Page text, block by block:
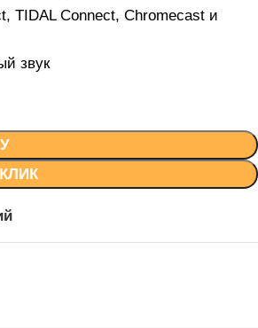
TIDAL Connect, Chromecast и
звук